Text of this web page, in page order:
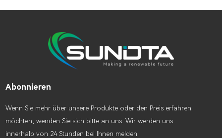
Abonnieren
Wenn Sie mehr über unsere Produkte oder den Preis erfahren
möchten, wenden Sie sich bitte an uns. Wir werden uns
innerhalb von 24 Stunden bei Ihnen melden.